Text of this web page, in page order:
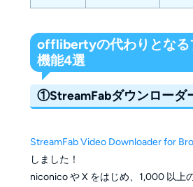
offlibertyの代わりとなる
機能4選
①StreamFabダウンローダ
StreamFab Video Downloader for
しました！
niconico や X をはじめ、1,000 以上